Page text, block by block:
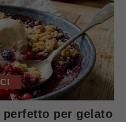
per gelato